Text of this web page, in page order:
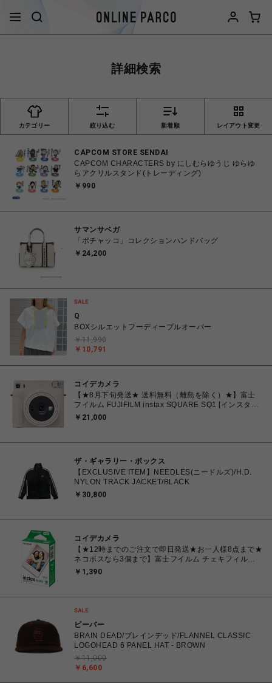
詳細検索
カテゴリー 絞り込む 新着順 レイアウト変更
CAPCOM STORE SENDAI
CAPCOM CHARACTERS by にしむらゆうじ ゆらゆ
らアクリルスタンド(トレーディング)
￥990
サマンサベガ
「ポチャッコ」コレクションハンドバッグ
￥24,200
Q
BOXシルエットフーディープルオーバー
￥10,791
￥11,990
コイデカメラ
【★8月下旬発送★ 送料無料（離島を除く）★】富士
フイルム FUJIFILM instax SQUARE SQ1 [インスタン
トカメラ チェキスクエア チョークホワイト
￥21,000
ザ・ギャラリー・ボックス
【EXCLUSIVE ITEM】NEEDLES(ニードルズ)/H.D.
NYLON TRACK JACKET/BLACK
￥30,800
コイデカメラ
【★12時までのご注文で即日発送★お一人様8点まで★
ネコポスなら3個まで】富士フイルム チェキフィル
ム FUJIFILM INSTAX MINI JP1 [ チェキ instax mini
￥1,390
ビーバー
BRAIN DEAD/ブレインデッド/FLANNEL CLASSIC
LOGOHEAD 6 PANEL HAT - BROWN
￥6,600
￥11,000